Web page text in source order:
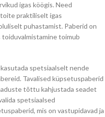
igas köögis. Need
praktiliselt igas
puhastamist. Paberid on
toimub
spetsiaalselt nende
Tavalised küpsetuspaberid
tõttu kahjustada seadet
spetsiaalsed
mis on vastupidavad ja